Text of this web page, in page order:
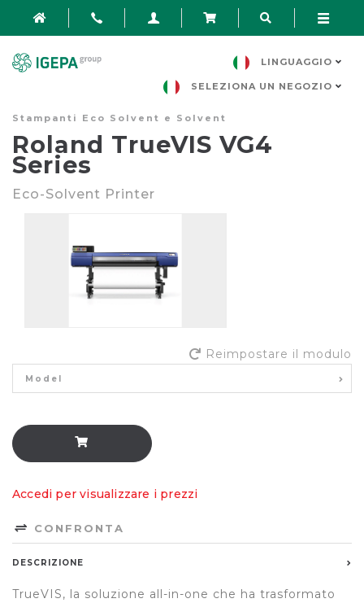
LINGUAGGIO
SELEZIONA UN NEGOZIO
Stampanti Eco Solvent e Solvent
Roland TrueVIS VG4
Series
Eco-Solvent Printer
Reimpostare il modulo
Model
Accedi per visualizzare i prezzi
CONFRONTA
DESCRIZIONE
TrueVIS, la soluzione all-in-one che ha trasformato